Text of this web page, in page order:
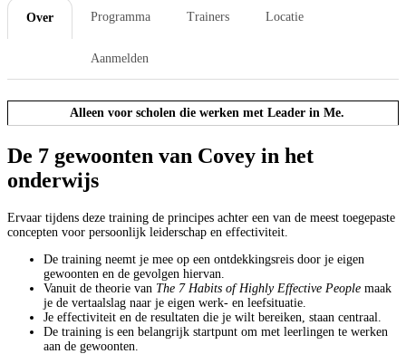
Over Programma Trainers Locatie
Aanmelden
Alleen voor scholen die werken met Leader in Me.
De 7 gewoonten van Covey in het
onderwijs
Ervaar tijdens deze training de principes achter een van de meest toegepaste
concepten voor persoonlijk leiderschap en effectiviteit.
De training neemt je mee op een ontdekkingsreis door je eigen
gewoonten en de gevolgen hiervan.
Vanuit de theorie van The 7 Habits of Highly Effective People maak
je de vertaalslag naar je eigen werk- en leefsituatie.
Je effectiviteit en de resultaten die je wilt bereiken, staan centraal.
De training is een belangrijk startpunt om met leerlingen te werken
aan de gewoonten.